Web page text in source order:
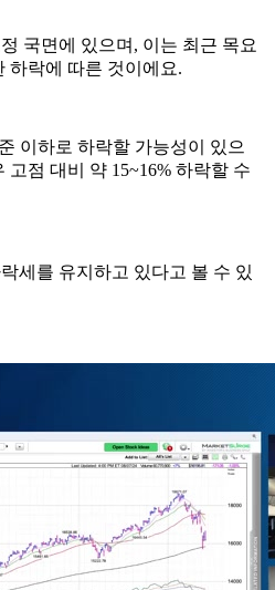
국면에 있으며, 이는 최근 목요
하락에 따른 것이에요.
이하로 하락할 가능성이 있으
점 대비 약 15~16% 하락할 수
세를 유지하고 있다고 볼 수 있